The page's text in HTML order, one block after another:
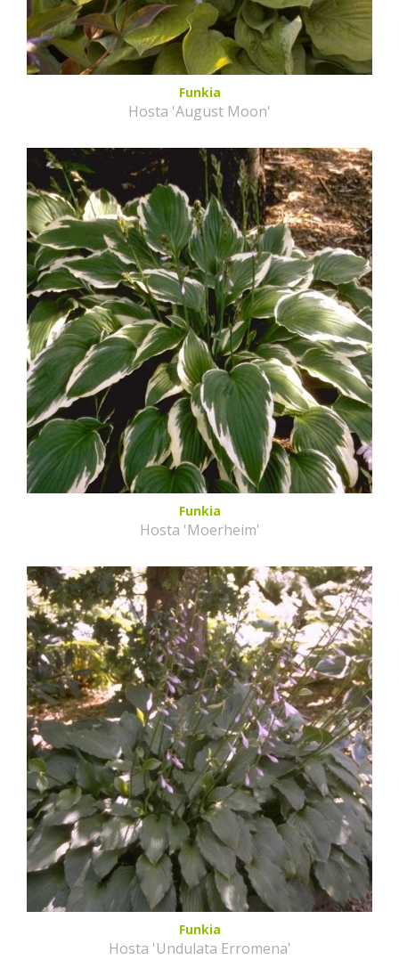
Funkia
Hosta 'August Moon'
Funkia
Hosta 'Moerheim'
Funkia
Hosta 'Undulata Erromena'